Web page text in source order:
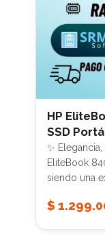
HP
SSD
✨ Elegancia,
EliteBook
siendo una
ágil y
$